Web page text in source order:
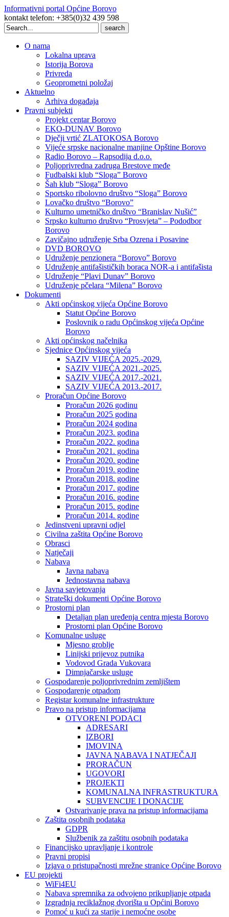
Informativni portal Općine Borovo
kontakt telefon: +385(0)32 439 598
Search
for:
O nama
Lokalna uprava
Istorija Borova
Privreda
Geoprometni položaj
Aktuelno
Arhiva događaja
Pravni subjekti
Projekt centar Borovo
EKO-DUNAV Borovo
Dječji vrtić ZLATOKOSA Borovo
Vijeće srpske nacionalne manjine Opštine Borovo
Radio Borovo – Rapsodija d.o.o.
Poljoprivredna zadruga Brestove međe
Fudbalski klub “Sloga” Borovo
Šah klub “Sloga” Borovo
Sportsko ribolovno društvo “Sloga” Borovo
Lovačko društvo “Borovo”
Kulturno umetničko društvo “Branislav Nušić”
Srpsko kulturno društvo “Prosvjeta” – Pododbor
Borovo
Zavičajno udruženje Srba Ozrena i Posavine
DVD BOROVO
Udruženje penzionera “Borovo” Borovo
Udruženje antifašističkih boraca NOR-a i antifašista
Udruženje “Plavi Dunav” Borovo
Udruženje pčelara “Milena” Borovo
Dokumenti
Akti općinskog vijeća Općine Borovo
Statut Općine Borovo
Poslovnik o radu Općinskog vijeća Općine
Borovo
Akti općinskog načelnika
Sjednice Općinskog vijeća
SAZIV VIJEĆA 2025.-2029.
SAZIV VIJEĆA 2021.-2025.
SAZIV VIJEĆA 2017.-2021.
SAZIV VIJEĆA 2013.-2017.
Proračun Općine Borovo
Proračun 2026 godinu
Proračun 2025 godina
Proračun 2024 godina
Proračun 2023. godina
Proračun 2022. godina
Proračun 2021. godina
Proračun 2020. godine
Proračun 2019. godine
Proračun 2018. godine
Proračun 2017. godine
Proračun 2016. godine
Proračun 2015. godine
Proračun 2014. godine
Jedinstveni upravni odjel
Civilna zaštita Općine Borovo
Obrasci
Natječaji
Nabava
Javna nabava
Jednostavna nabava
Javna savjetovanja
Strateški dokumenti Općine Borovo
Prostorni plan
Detaljan plan uređenja centra mjesta Borovo
Prostorni plan Općine Borovo
Komunalne usluge
Mjesno groblje
Linijski prijevoz putnika
Vodovod Grada Vukovara
Dimnjačarske usluge
Gospodarenje poljoprivrednim zemljištem
Gospodarenje otpadom
Registar komunalne infrastrukture
Pravo na pristup informacijama
OTVORENI PODACI
ADRESARI
IZBORI
IMOVINA
JAVNA NABAVA I NATJEČAJI
PRORAČUN
UGOVORI
PROJEKTI
KOMUNALNA INFRASTRUKTURA
SUBVENCIJE I DONACIJE
Ostvarivanje prava na pristup informacijama
Zaštita osobnih podataka
GDPR
Službenik za zaštitu osobnih podataka
Financijsko upravljanje i kontrole
Pravni propisi
Izjava o pristupačnosti mrežne stranice Općine Borovo
EU projekti
WiFi4EU
Nabava spremnika za odvojeno prikupljanje otpada
Izgradnja reciklažnog dvorišta u Općini Borovo
Pomoć u kući za starije i nemoćne osobe